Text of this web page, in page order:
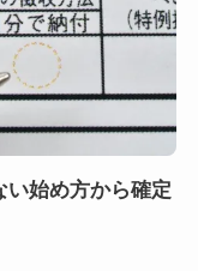
い始め方から確定